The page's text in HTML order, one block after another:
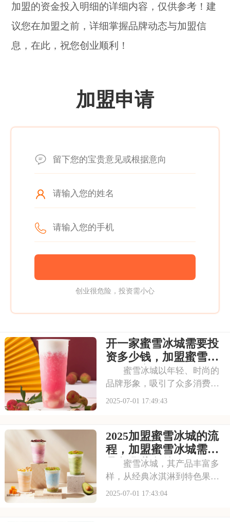
加盟的资金投入明细的详细内容，仅供参考！建
议您在加盟之前，详细掌握品牌动态与加盟信
息，在此，祝您创业顺利！
加盟申请
创业很危险，投资需小心
开一家蜜雪冰城需要投
资多少钱，加盟蜜雪冰
城成本高吗
蜜雪冰城以年轻、时尚的
品牌形象，吸引了众多消费者
的目光。其成熟的运营模式和
冰城需要投入多少费用呢？以
下是开一家蜜雪冰城需要投资
多少钱，加盟蜜雪冰
2025-07-01 17:49:43
2025加盟蜜雪冰城的流
程，加盟蜜雪冰城需要
具备哪些条件
蜜雪冰城，其产品丰富多
样，从经典冰淇淋到特色果
茶，满足不同消费者口味。门
2025-07-01 17:43:04